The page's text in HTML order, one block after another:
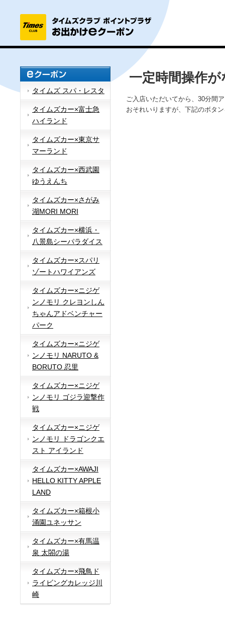
タイムズ スパ・レスタ
タイムズカー×富士急
ハイランド
タイムズカー×東京サ
マーランド
タイムズカー×西武園
ゆうえんち
タイムズカー×さがみ
湖MORI MORI
タイムズカー×横浜・
八景島シーパラダイス
タイムズカー×スパリ
ゾートハワイアンズ
タイムズカー×ニジゲ
ンノモリ クレヨンしん
ちゃんアドベンチャー
パーク
タイムズカー×ニジゲ
ンノモリ NARUTO &
BORUTO 忍里
タイムズカー×ニジゲ
ンノモリ ゴジラ迎撃作
戦
タイムズカー×ニジゲ
ンノモリ ドラゴンクエ
スト アイランド
タイムズカー×AWAJI
HELLO KITTY APPLE
LAND
タイムズカー×箱根小
涌園ユネッサン
タイムズカー×有馬温
泉 太閤の湯
タイムズカー×飛鳥ド
ライビングカレッジ川
崎
一定時間操作
ご入店いただいてから、30分間
おそれいりますが、下記のボタ